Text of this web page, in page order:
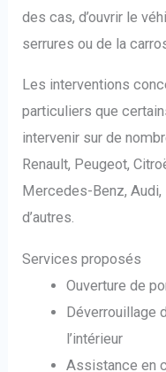
des cas, d’ouvrir le
serrures ou de la
Les interventions
particuliers que
intervenir sur de
Renault, Peugeot,
Mercedes-Benz, Audi,
d’autres.
Services proposés
Ouverture de
Déverrouillage
l’intérieur
Assistance en